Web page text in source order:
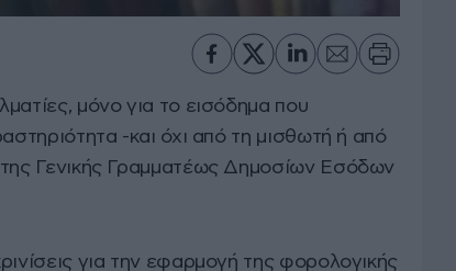
μόνο για το εισόδημα που
-και όχι από τη μισθωτή ή από
Γενικής Γραμματέως Δημοσίων Εσόδων
για την εφαρμογή της φορολογικής